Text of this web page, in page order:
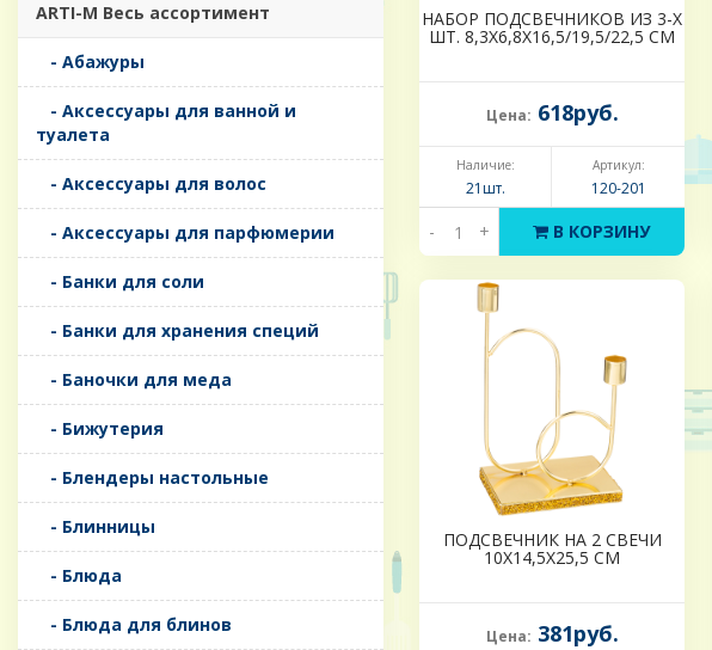
ARTI-M Весь ассортимент
- Абажуры
- Аксессуары для ванной и
туалета
- Аксессуары для волос
- Аксессуары для парфюмерии
- Банки для соли
- Банки для хранения специй
- Баночки для меда
- Бижутерия
- Блендеры настольные
- Блинницы
- Блюда
- Блюда для блинов
НАБОР ПОДСВЕЧНИКОВ ИЗ 3-Х
ШТ. 8,3Х6,8Х16,5/19,5/22,5 СМ
Цена: 618руб.
Наличие:
21шт.
Артикул:
120-201
- + В КОРЗИНУ
ПОДСВЕЧНИК НА 2 СВЕЧИ
10Х14,5Х25,5 СМ
Цена: 381руб.